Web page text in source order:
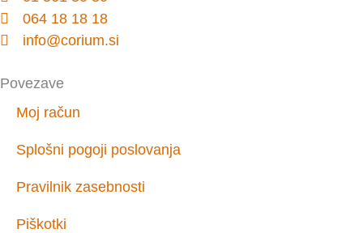
064 18 18 18
info@corium.si
Povezave
Moj račun
Splošni pogoji poslovanja
Pravilnik zasebnosti
Piškotki